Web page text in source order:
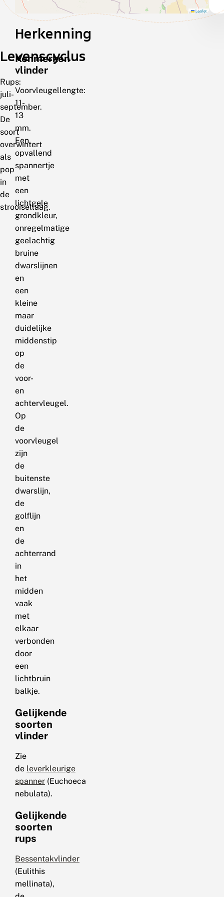
Leaflet
Levenscyclus
Rups:
juli-
september.
De
soort
overwintert
als
pop
in
de
strooisellaag.
Herkenning
Kenmerken
vlinder
Voorvleugellengte:
11-
13
mm.
Een
opvallend
spannertje
met
een
lichtgele
grondkleur,
onregelmatige
geelachtig
bruine
dwarslijnen
en
een
kleine
maar
duidelijke
middenstip
op
de
voor-
en
achtervleugel.
Op
de
voorvleugel
zijn
de
buitenste
dwarslijn,
de
golflijn
en
de
achterrand
in
het
midden
vaak
met
elkaar
verbonden
door
een
lichtbruin
balkje.
Gelijkende
soorten
vlinder
Zie
de leverkleurige
spanner (Euchoeca
nebulata).
Gelijkende
soorten
rups
Bessentakvlinder
(Eulithis
mellinata),